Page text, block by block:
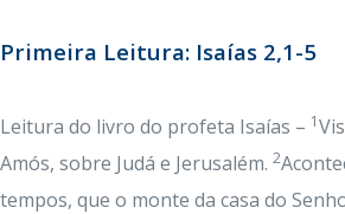
Primeira Leitura: Isaías 2,1-5
Leitura do livro do profeta Isaías – 1
Amós, sobre Judá e Jerusalém. 2
tempos, que o monte da casa do